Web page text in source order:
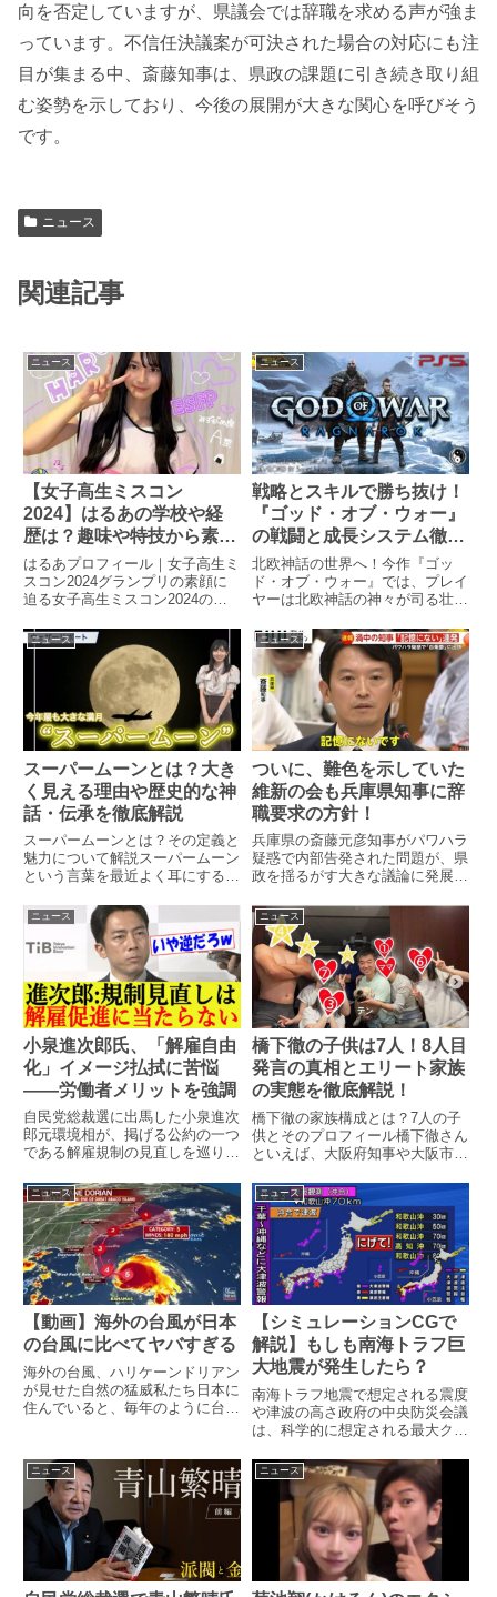
向を否定していますが、県議会では辞職を求める声が強ま
っています。不信任決議案が可決された場合の対応にも注
目が集まる中、斎藤知事は、県政の課題に引き続き取り組
む姿勢を示しており、今後の展開が大きな関心を呼びそう
です。
ニュース
関連記事
ニュース
【女子高生ミスコン
2024】はるあの学校や経
歴は？趣味や特技から素顔
を詳細に解説！
はるあプロフィール｜女子高生ミ
スコン2024グランプリの素顔に
迫る女子高生ミスコン2024のグ
校2年生「はるあ」さん。彼女の
素顔を詳しく見ていきましょう。
はるあの基本プロフィール 名
前：はるあ 出身地：岡山県 ...
ニュース
戦略とスキルで勝ち抜け！
『ゴッド・オブ・ウォー』
の戦闘と成長システム徹底
解説
北欧神話の世界へ！今作『ゴッ
ド・オブ・ウォー』では、プレイ
ヤーは北欧神話の神々が司る壮大
す。クレイトスとアトレウスが織
りなす物語を楽しみつつ、効率的
に敵を倒し、強化しながら進める
ための基本を紹介します。攻略の
鍵...
ニュース
スーパームーンとは？大き
く見える理由や歴史的な神
話・伝承を徹底解説
スーパームーンとは？その定義と
魅力について解説スーパームーン
という言葉を最近よく耳にする方
にSNSやニュースなどで話題に
なることが多く、夜空を見上げる
のが楽しみなイベントとなってい
ます。しかし、実際のところ
「ス...
ニュース
ついに、難色を示していた
維新の会も兵庫県知事に辞
職要求の方針！
兵庫県の斎藤元彦知事がパワハラ
疑惑で内部告発された問題が、県
政を揺るがす大きな議論に発展し
県議会において、第2会派である
日本維新の会（21人）が、正式
に斎藤知事に対して辞職を要求す
る方針を決めたことが報じら...
ニュース
小泉進次郎氏、「解雇自由
化」イメージ払拭に苦悩
――労働者メリットを強調
自民党総裁選に出馬した小泉進次
郎元環境相が、掲げる公約の一つ
である解雇規制の見直しを巡り、
ます。解雇規制の緩和が「解雇自
由化」として受け取られかねない
状況に対し、彼は14日の討論会
で、企業側に新たな義務を課す
こ...
ニュース
橋下徹の子供は7人！8人目
発言の真相とエリート家族
の実態を徹底解説！
橋下徹の家族構成とは？7人の子
供とそのプロフィール橋下徹さん
といえば、大阪府知事や大阪市長
護士やテレビコメンテーターとし
て活躍しています。そんな橋下さ
んには、なんと7人の子供がいま
す。テレビ番組やメディアで
度々...
ニュース
【動画】海外の台風が日本
の台風に比べてヤバすぎる
海外の台風、ハリケーンドリアン
が見せた自然の猛威私たち日本に
住んでいると、毎年のように台風
にはさらに信じられないような規
模の自然災害が存在します。その
一例が「ハリケーンドリアン」
で...
ニュース
【シミュレーションCGで
解説】もしも南海トラフ巨
大地震が発生したら？
南海トラフ地震で想定される震度
や津波の高さ政府の中央防災会議
は、科学的に想定される最大クラ
海トラフ巨大地震」という）が発
生した際の被害想定を実施してい
ます。 この被害想定によれば、
南海トラフ巨大地震がひとたび
ニュース ニュース